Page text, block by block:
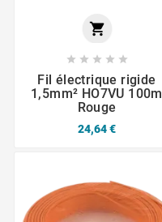

    
Fil électrique rigide
1,5mm² HO7VU 100m
Rouge
24,64 €